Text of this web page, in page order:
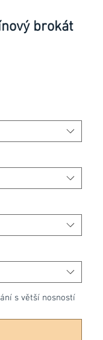
brokát
s větší nosností